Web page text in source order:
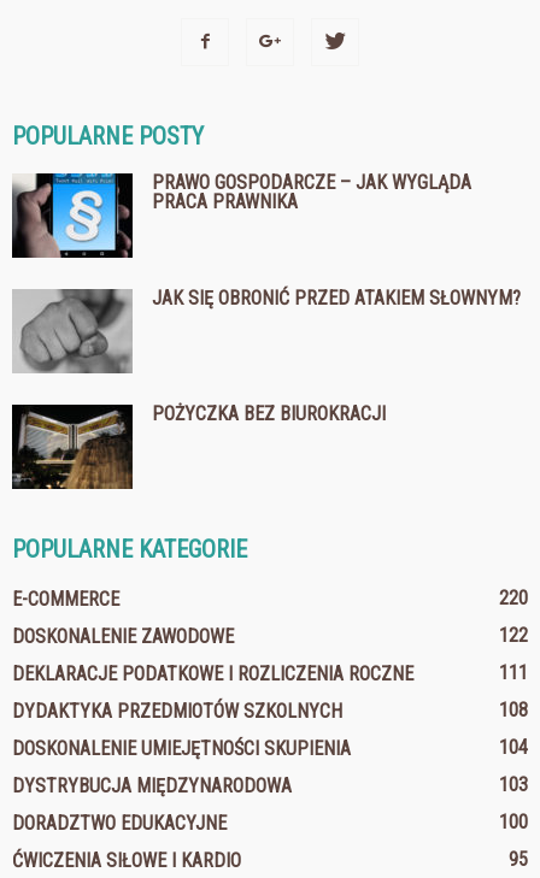
POPULARNE POSTY
PRAWO GOSPODARCZE – JAK WYGLĄDA
PRACA PRAWNIKA
JAK SIĘ OBRONIĆ PRZED ATAKIEM SŁOWNYM?
POŻYCZKA BEZ BIUROKRACJI
POPULARNE KATEGORIE
E-COMMERCE
220
DOSKONALENIE ZAWODOWE
122
DEKLARACJE PODATKOWE I ROZLICZENIA ROCZNE
111
DYDAKTYKA PRZEDMIOTÓW SZKOLNYCH
108
DOSKONALENIE UMIEJĘTNOŚCI SKUPIENIA
104
DYSTRYBUCJA MIĘDZYNARODOWA
103
DORADZTWO EDUKACYJNE
100
ĆWICZENIA SIŁOWE I KARDIO
95